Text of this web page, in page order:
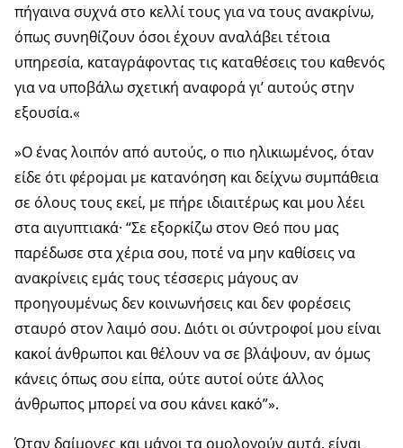
πήγαινα συχνά στο κελλί τους για να τους ανακρίνω,
όπως συνηθίζουν όσοι έχουν αναλάβει τέτοια
υπηρεσία, καταγράφοντας τις καταθέσεις του καθενός
για να υποβάλω σχετική αναφορά γι’ αυτούς στην
εξουσία.«
»Ο ένας λοιπόν από αυτούς, ο πιο ηλικιωμένος, όταν
είδε ότι φέρομαι με κατανόηση και δείχνω συμπάθεια
σε όλους τους εκεί, με πήρε ιδιαιτέρως και μου λέει
στα αιγυπτιακά· “Σε εξορκίζω στον Θεό που μας
παρέδωσε στα χέρια σου, ποτέ να μην καθίσεις να
ανακρίνεις εμάς τους τέσσερις μάγους αν
προηγουμένως δεν κοινωνήσεις και δεν φορέσεις
σταυρό στον λαιμό σου. Διότι οι σύντροφοί μου είναι
κακοί άνθρωποι και θέλουν να σε βλάψουν, αν όμως
κάνεις όπως σου είπα, ούτε αυτοί ούτε άλλος
άνθρωπος μπορεί να σου κάνει κακό”».
Όταν δαίμονες και μάγοι τα ομολογούν αυτά, είναι